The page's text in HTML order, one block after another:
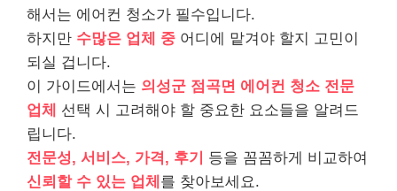
해서는 에어컨 청소가 필수입니다.
하지만 수많은 업체 중 어디에 맡겨야 할지 고민이
되실 겁니다.
이 가이드에서는 의성군 점곡면 에어컨 청소 전문
업체
선택 시 고려해야 할 중요한 요소들을 알려드
립니다.
전문성, 서비스, 가격, 후기
등을 꼼꼼하게 비교하여
신뢰할 수 있는 업체 를 찾아보세요.